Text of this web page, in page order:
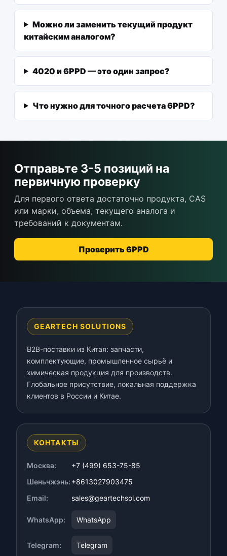
Можно ли заменить текущий продукт
китайским аналогом?
4020 и 6PPD — это один запрос?
Что нужно для точного расчета 6PPD?
Отправьте 3-5 позиций на
первичную проверку
Для первого ответа достаточно продукта, CAS
или марки, объема, текущего аналога и
требований к документам.
Проверить 6PPD
GEARTECH SOLUTIONS
B2B-поставки из Китая: запчасти,
комплектующие, промышленное сырьё и
химическая продукция для производств.
Глобальное присутствие, локальная поддержка
клиентов в России и Китае.
КОНТАКТЫ
Москва:
+7 (499) 653-75-85
Шеньчжэнь: +8613027903475
Email:
sales@geartechsol.com
WhatsApp: WhatsApp
Telegram: Telegram